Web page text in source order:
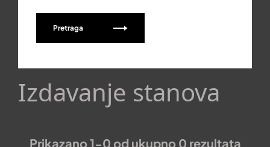
Pretraga
Izdavanje stanova
Prikazano 1-0 od ukupno 0 rezultata